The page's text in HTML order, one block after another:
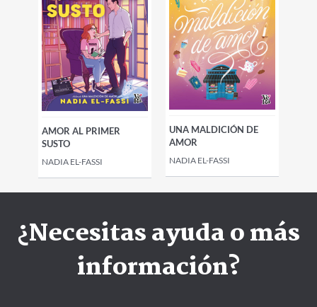
AMOR AL PRIMER
SUSTO
NADIA EL-FASSI
UNA MALDICIÓN DE
AMOR
NADIA EL-FASSI
¿Necesitas ayuda o más
información?